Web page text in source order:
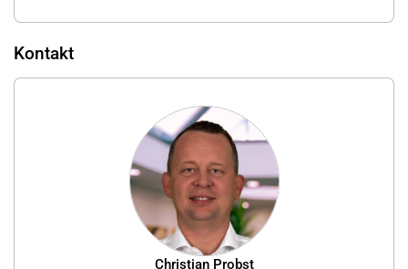
Kontakt
Christian Probst